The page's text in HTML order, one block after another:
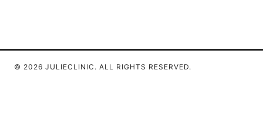
© 2026 JULIECLINIC. ALL RIGHTS RESERVED.